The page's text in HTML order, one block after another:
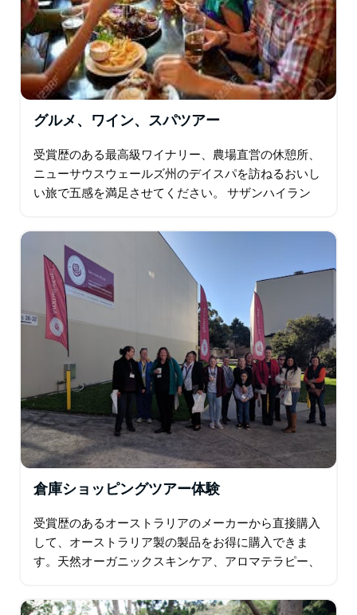
グルメ、ワイン、スパツアー
受賞歴のある最高級ワイナリー、農場直営の休憩所、
ニューサウスウェールズ州のデイスパを訪ねるおいし
い旅で五感を満足させてください。 サザンハイラン
い。パーソナライズされたツアーは…
倉庫ショッピングツアー体験
受賞歴のあるオーストラリアのメーカーから直接購入
して、オーストラリア製の製品をお得に購入できま
す。天然オーガニックスキンケア、アロマテラピー、
リー、高級品など、さまざまな商品を取り揃えていま